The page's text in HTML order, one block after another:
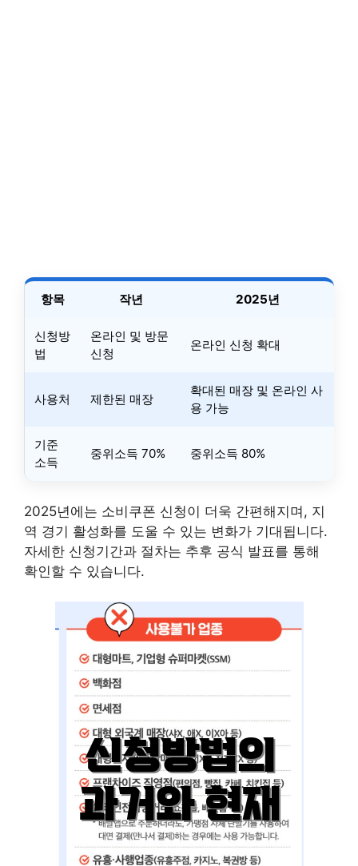
항목 작년 2025년
신청방
법
온라인 및 방문
신청
온라인 신청 확대
사용처 제한된 매장
확대된 매장 및 온라인 사
용 가능
기준
소득
중위소득 70% 중위소득 80%
2025년에는 소비쿠폰 신청이 더욱 간편해지며, 지
역 경기 활성화를 도울 수 있는 변화가 기대됩니다.
자세한 신청기간과 절차는 추후 공식 발표를 통해
확인할 수 있습니다.